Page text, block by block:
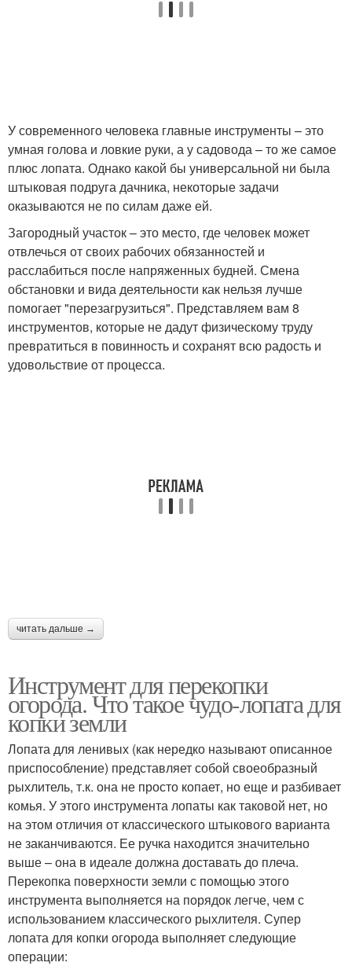
У современного человека главные инструменты – это
умная голова и ловкие руки, а у садовода – то же самое
плюс лопата. Однако какой бы универсальной ни была
штыковая подруга дачника, некоторые задачи
оказываются не по силам даже ей.
Загородный участок – это место, где человек может
отвлечься от своих рабочих обязанностей и
расслабиться после напряженных будней. Смена
обстановки и вида деятельности как нельзя лучше
помогает "перезагрузиться". Представляем вам 8
инструментов, которые не дадут физическому труду
превратиться в повинность и сохранят всю радость и
удовольствие от процесса.
читать дальше →
Инструмент для перекопки
огорода. Что такое чудо-лопата для
копки земли
Лопата для ленивых (как нередко называют описанное
приспособление) представляет собой своеобразный
рыхлитель, т.к. она не просто копает, но еще и разбивает
комья. У этого инструмента лопаты как таковой нет, но
на этом отличия от классического штыкового варианта
не заканчиваются. Ее ручка находится значительно
выше – она в идеале должна доставать до плеча.
Перекопка поверхности земли с помощью этого
инструмента выполняется на порядок легче, чем с
использованием классического рыхлителя. Супер
лопата для копки огорода выполняет следующие
операции: